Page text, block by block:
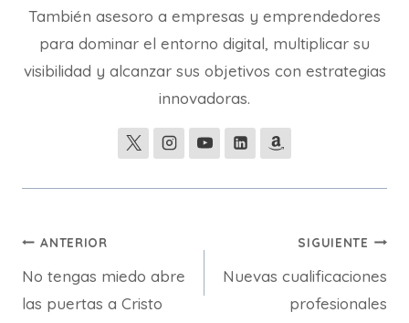
También asesoro a empresas y emprendedores
para dominar el entorno digital, multiplicar su
visibilidad y alcanzar sus objetivos con estrategias
innovadoras.
Navegación
de
ANTERIOR
No tengas miedo abre
las puertas a Cristo
SIGUIENTE
Nuevas cualificaciones
profesionales